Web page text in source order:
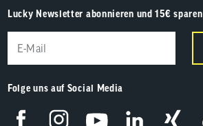
Lucky Newsletter abonnieren und 15€ sparen
Folge uns auf Social Media